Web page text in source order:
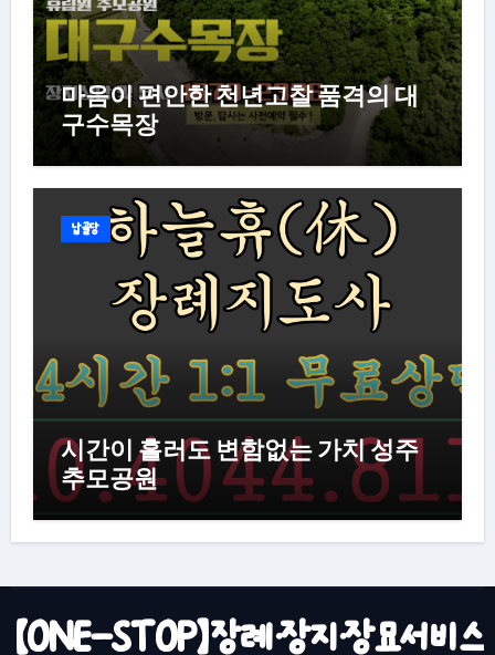
마음이 편안한 천년고찰 품격의 대
구수목장
납골당
시간이 흘러도 변함없는 가치 성주
추모공원
【ONE-STOP】장례·장지·장묘서비스